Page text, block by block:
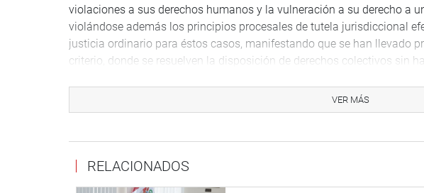
violaciones a sus derechos humanos y la vulneración a su derecho a
violándose además los principios procesales de tutela jurisdiccional
justicia ordinario para éstos casos, manifestando que se han llevado
criterio, donde se resuelven la disposición de derechos colectivos sin
ratificado por el Perú, en desmedro de la Comunidad de Tantacalla
presente año.
Lima, 06 de Abril del 2022
VER MÁS
RELACIONADOS